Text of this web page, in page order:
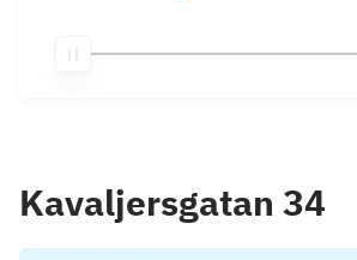
Kavaljersgatan 34